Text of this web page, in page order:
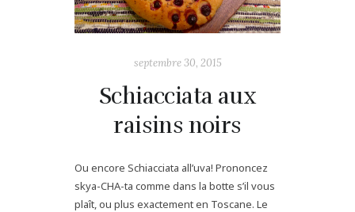
septembre 30, 2015
Schiacciata aux
raisins noirs
Ou encore Schiacciata all’uva! Prononcez
skya-CHA-ta comme dans la botte s’il vous
plaît, ou plus exactement en Toscane. Le